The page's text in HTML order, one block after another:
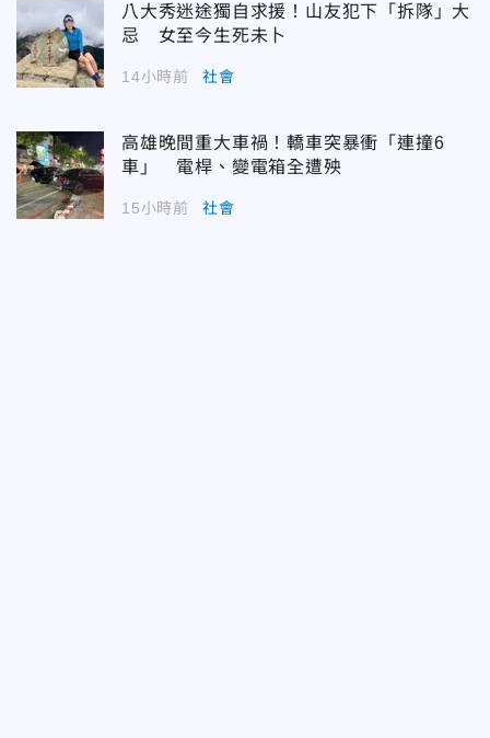
八大秀迷途獨自求援！山友犯下「拆隊」大
忌 女至今生死未卜
14小時前 社會
高雄晚間重大車禍！轎車突暴衝「連撞6
車」 電桿、變電箱全遭殃
15小時前 社會